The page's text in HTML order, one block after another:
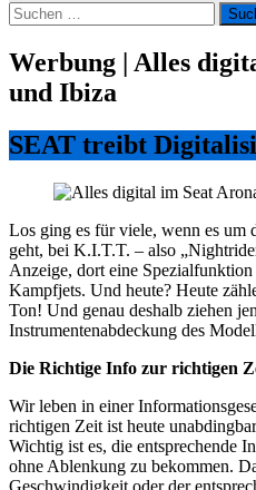
Suchen
nach:
Werbung | Alles
und Ibiza
SEAT treibt
Los ging es für viele, wenn es um
geht, bei K.I.T.T. – also
Anzeige, dort eine
Kampfjets. Und heute? Heute
Ton! Und genau deshalb ziehen
Instrumentenabdeckung des
Die Richtige Info zur richtigen
Wir leben in einer
richtigen Zeit ist heute
Wichtig ist es, die entsprechende
ohne Ablenkung zu bekommen.
Geschwindigkeit oder der